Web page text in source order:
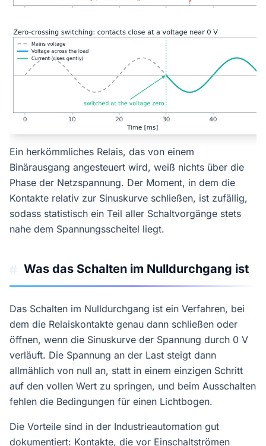
Ein herkömmliches Relais, das von einem
Binärausgang angesteuert wird, weiß nichts über die
Phase der Netzspannung. Der Moment, in dem die
Kontakte relativ zur Sinuskurve schließen, ist zufällig,
sodass statistisch ein Teil aller Schaltvorgänge stets
nahe dem Spannungsscheitel liegt.
Was das Schalten im Nulldurchgang ist
Das Schalten im Nulldurchgang ist ein Verfahren, bei
dem die Relaiskontakte genau dann schließen oder
öffnen, wenn die Sinuskurve der Spannung durch 0 V
verläuft. Die Spannung an der Last steigt dann
allmählich von null an, statt in einem einzigen Schritt
auf den vollen Wert zu springen, und beim Ausschalten
fehlen die Bedingungen für einen Lichtbogen.
Die Vorteile sind in der Industrieautomation gut
dokumentiert: Kontakte, die vor Einschaltströmen